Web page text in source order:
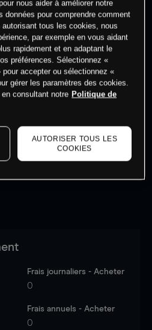
à trader
marché.Log into see latest
data
Frais journaliers - Acheter
0
Frais annuels - Acheter
0
nous aider à améliorer notre
données pour comprendre comment
tous les cookies, nous
par exemple en vous aidant
rapidement et en adaptant le
préférences. Sélectionnez «
accepter ou sélectionnez «
gérer les paramètres des cookies.
consultant notre Politique de
AUTORISER TOUS LES
COOKIES